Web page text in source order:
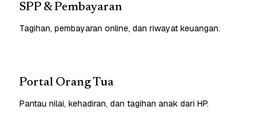
SPP & Pembayaran
Tagihan, pembayaran online, dan riwayat keuangan.
Portal Orang Tua
Pantau nilai, kehadiran, dan tagihan anak dari HP.